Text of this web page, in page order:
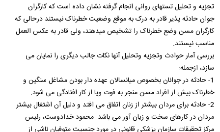
تجزیه و تحلیل تستهای روانی انجام گرفته نشان داده است که کارگران
جوان حادثه پذیر قادر به درک به موقع وضعیت خطرناک نیستند درحالی که
کارگران مسن وضع خطرناک را تشخیص میدهند، ولی قادر به عکس العمل
مناسب نیستند.
بررسی آمار حوادث وتجزیه وتحلیل آنها نکات جالب دیگری را نمایان می
سازد، ازجمله:
1- حادثه در جوانان بخصوص میانسالان عهده دار بودن مشاغل سنگین و
خطرناک بیش از افراد مسن منجر به فوت ویا از کار افتادگی می شود.
2- حادثه برای مردان بیشتر از زنان اتفاق می افتد و دلیل آن اشتغال بیشتر
مردان در کارهای سخت و زیان آور می باشد. محمود خدادوست، رئیس
مرکز تحقیقات سازمان پزشکی قانونی در مورد جنسیت متوفیان ناشی از